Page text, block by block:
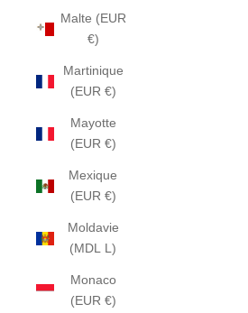
Malte (EUR
€)
Martinique
(EUR €)
Mayotte
(EUR €)
Mexique
(EUR €)
Moldavie
(MDL L)
Monaco
(EUR €)